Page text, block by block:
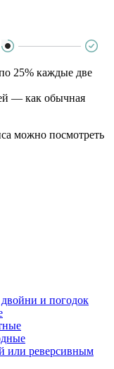
25% каждые две
— как обычная
можно посмотреть
и погодок